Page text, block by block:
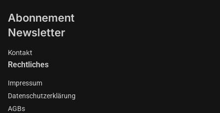
Abonnement
Newsletter
Kontakt
Rechtliches
Impressum
Datenschutzerklärung
AGBs